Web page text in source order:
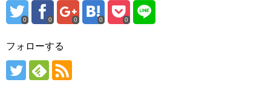
0 0 0 0 0
フォローする